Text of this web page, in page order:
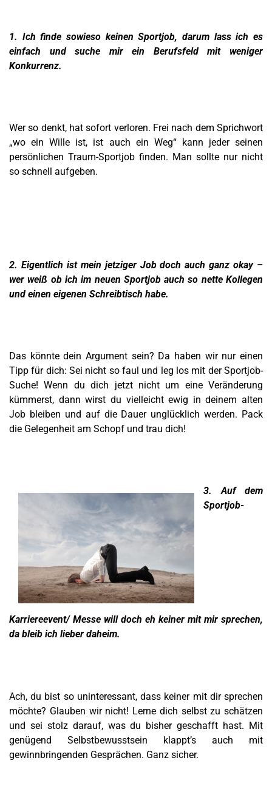
1. Ich finde sowieso keinen Sportjob, darum lass ich es
einfach und suche mir ein Berufsfeld mit weniger
Konkurrenz.
Wer so denkt, hat sofort verloren. Frei nach dem Sprichwort
„wo ein Wille ist, ist auch ein Weg“ kann jeder seinen
persönlichen Traum-Sportjob finden. Man sollte nur nicht
so schnell aufgeben.
2. Eigentlich ist mein jetziger Job doch auch ganz okay –
wer weiß ob ich im neuen Sportjob auch so nette Kollegen
und einen eigenen Schreibtisch habe.
Das könnte dein Argument sein? Da haben wir nur einen
Tipp für dich: Sei nicht so faul und leg los mit der Sportjob-
Suche! Wenn du dich jetzt nicht um eine Veränderung
kümmerst, dann wirst du vielleicht ewig in deinem alten
Job bleiben und auf die Dauer unglücklich werden. Pack
die Gelegenheit am Schopf und trau dich!
3. Auf dem
Sportjob-
Karriereevent/ Messe will doch eh keiner mit mir sprechen,
da bleib ich lieber daheim.
Ach, du bist so uninteressant, dass keiner mit dir sprechen
möchte? Glauben wir nicht! Lerne dich selbst zu schätzen
und sei stolz darauf, was du bisher geschafft hast. Mit
genügend Selbstbewusstsein klappt’s auch mit
gewinnbringenden Gesprächen. Ganz sicher.